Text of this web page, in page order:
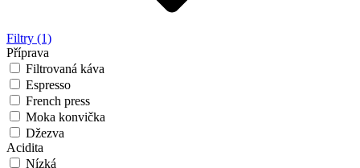
Filtry (1)
Příprava
Filtrovaná káva
Espresso
French press
Moka konvička
Džezva
Acidita
Nízká